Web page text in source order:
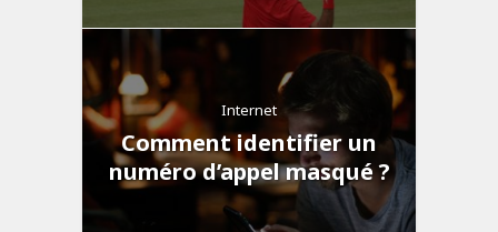
Internet
Comment identifier un
numéro d’appel masqué ?